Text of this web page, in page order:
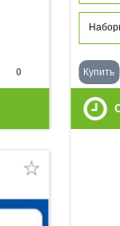
0 Купить